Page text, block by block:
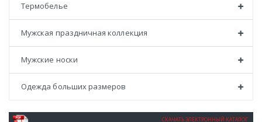
Термобелье
Мужская праздничная коллекция
Мужские носки
Одежда больших размеров
СКАЧАТЬ ЭЛЕКТРОННЫЙ КАТАЛОГ